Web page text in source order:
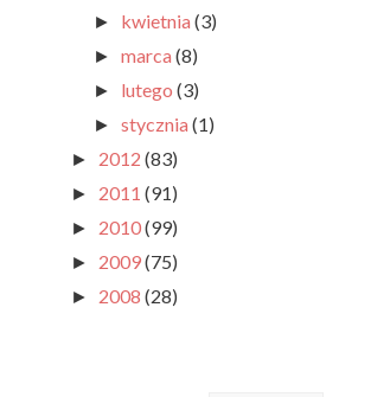
► kwietnia(3)
►marca(8)
► lutego(3)
►stycznia(1)
► 2012 (83)
► 2011 (91)
► 2010(99)
► 2009(75)
► 2008 (28)